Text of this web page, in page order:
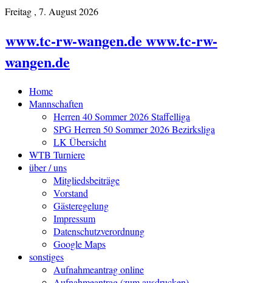
Freitag , 7. August 2026
www.tc-rw-wangen.de www.tc-rw-
wangen.de
Home
Mannschaften
Herren 40 Sommer 2026 Staffelliga
SPG Herren 50 Sommer 2026 Bezirksliga
LK Übersicht
WTB Turniere
über / uns
Mitgliedsbeiträge
Vorstand
Gästeregelung
Impressum
Datenschutzverordnung
Google Maps
sonstiges
Aufnahmeantrag online